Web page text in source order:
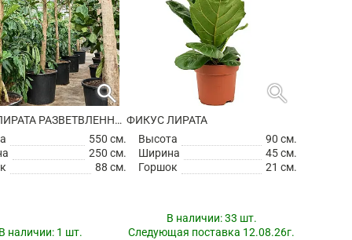
search
ФИКУС ЛИРАТА РАЗВЕТВЛЕННЫЙ
550 см.
250 см.
88 см.
наличии: 1 шт.
search
ФИКУС ЛИРАТА
Высота
90 см.
Ширина
45 см.
Горшок
21 см.
В наличии:33 шт.
Следующая поставка 12.08.26г.